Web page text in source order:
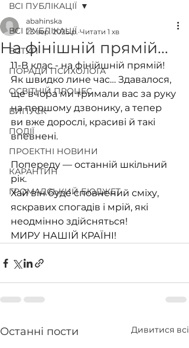
ВСІ ПУБЛІКАЦІЇ
ВСТУП
ПОРАДИ ПСИХОЛОГА
ОСВІТНІЙ ПРОЦЕС
ВИПУСК
ПОДІЇ
ПРОЕКТНІ НОВИНИ
КАРАНТИН
ГРОМАДСЬКИЙ БЮДЖЕТ
ВСІ ПУБЛІКАЦІЇ
На фінішній прямій...
abahinska
23 вер. 2025 р. Читати 1 хв
11-В клас - на фінійшній прямій!
Як швидко лине час… Здавалося,
ще вчора ми тримали вас за руку
на першому дзвонику, а тепер
ви вже дорослі, красиві й такі
впевнені.
Попереду — останній шкільний
рік.
Хай він буде сповнений сміху,
яскравих спогадів і мрій, які
неодмінно здійсняться!
МИРУ НАШІЙ КРАЇНІ!
Останні пости Дивитися всі